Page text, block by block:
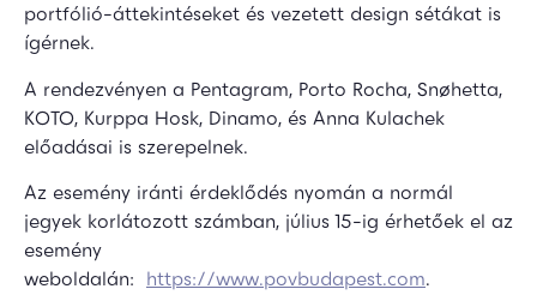
portfólió-áttekintéseket és vezetett design sétákat is
ígérnek.
A rendezvényen a Pentagram, Porto Rocha, Snøhetta,
KOTO, Kurppa Hosk, Dinamo, és Anna Kulachek
előadásai is szerepelnek.
Az esemény iránti érdeklődés nyomán a normál
jegyek korlátozott számban, július 15-ig érhetőek el az
esemény
weboldalán: https://www.povbudapest.com.